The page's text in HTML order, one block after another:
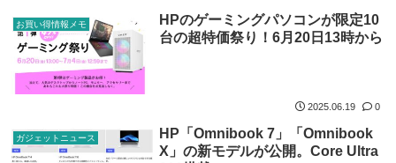
お買い得情報メモ
HPのゲーミングパソコンが限定10
台の超特価祭り！6月20日13時から
2025.06.19 0
ガジェットニュース
HP「Omnibook 7」「Omnibook
X」の新モデルが公開。Core Ultra